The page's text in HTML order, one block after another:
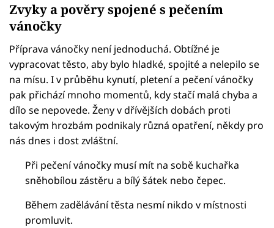
Zvyky a pověry spojené s pečením
vánočky
Příprava vánočky není jednoduchá. Obtížné je
vypracovat těsto, aby bylo hladké, spojité a nelepilo se
na mísu. I v průběhu kynutí, pletení a pečení vánočky
pak přichází mnoho momentů, kdy stačí malá chyba a
dílo se nepovede. Ženy v dřívějších dobách proti
takovým hrozbám podnikaly různá opatření, někdy pro
nás dnes i dost zvláštní.
Při pečení vánočky musí mít na sobě kuchařka
sněhobílou zástěru a bílý šátek nebo čepec.
Během zadělávání těsta nesmí nikdo v místnosti
promluvit.